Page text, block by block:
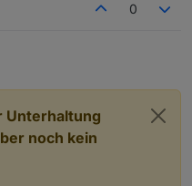
0
Unterhaltung
noch kein